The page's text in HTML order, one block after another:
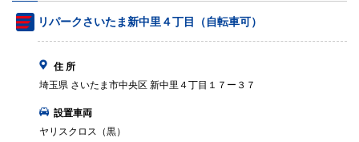
リパークさいたま新中里４丁目（自転車可）
住 所
埼玉県 さいたま市中央区 新中里４丁目１７ー３７
設置車両
ヤリスクロス（黒）